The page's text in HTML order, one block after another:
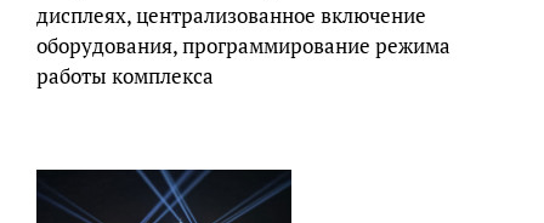
дисплеях, централизованное включение
оборудования, программирование режима
работы комплекса